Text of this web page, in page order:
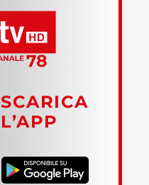
SCARICA
L’APP